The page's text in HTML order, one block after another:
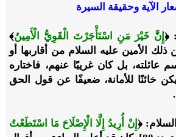
الآية وحقيقة السيرة
﴿إِنَّ خَيْرَ مَنِ اسْتَأْجَرْتَ الْقَوِيُّ الْأَمِينُ﴾
لم يكن ذلك الأمين عليه السلام من أقاربها أو
عائلته، بل كان غريبًا عنهم، فاختاره
يكن خائنًا للأمانة، ضعيفًا عن قول الحق
﴿إِنْ أُرِيدُ إِلَّا الْإِصْلَاحَ مَا اسْتَطَعْتُ